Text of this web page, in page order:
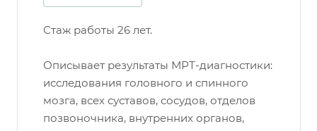
Стаж работы 26 лет.
Описывает результаты МРТ-диагностики:
исследования головного и спинного
мозга, всех суставов, сосудов, отделов
позвоночника, внутренних органов,